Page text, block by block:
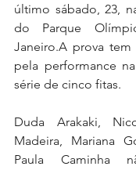
último sábado, 23,
do Parque
Janeiro.A prova
pela performance
série de cinco fitas.
Duda Arakaki,
Madeira, Mariana
Paula Caminha